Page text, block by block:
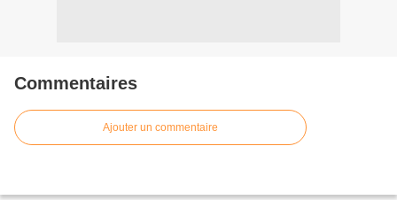
Commentaires
Ajouter un commentaire